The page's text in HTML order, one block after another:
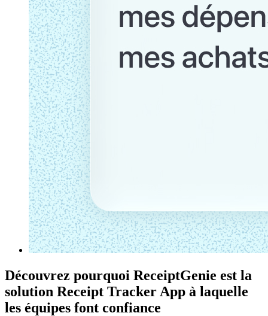
Découvrez pourquoi ReceiptGenie est la
solution Receipt Tracker App à laquelle
les équipes font confiance